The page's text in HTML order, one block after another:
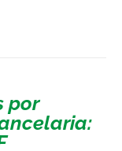
por